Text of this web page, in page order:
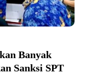
Banyak
Sanksi SPT